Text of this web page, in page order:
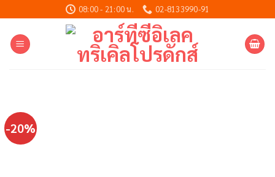
to
content
08:00 - 21:00 น. 02-8133990-91
-20%